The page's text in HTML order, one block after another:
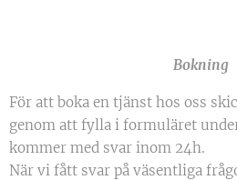
Bokning
För att boka en tjänst hos oss
genom att fylla i formuläret
kommer med svar inom 24h.
När vi fått svar på väsentliga